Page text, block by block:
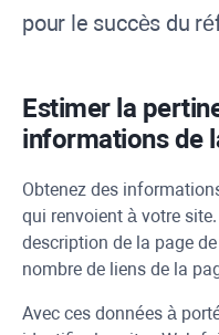
pour le succès du
Estimer la
informations de
Obtenez des
qui renvoient à votre
description de la page
nombre de liens de la
Avec ces données à